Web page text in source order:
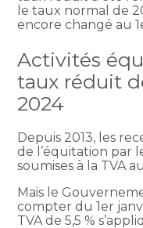
le taux normal de
encore changé au
Activités
taux réduit
2024
Depuis 2013, les
de l’équitation par
soumises à la TVA
Mais le
compter du 1er
TVA de 5,5 %